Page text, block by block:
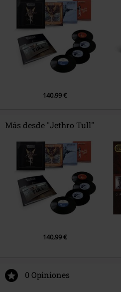
First Snow on Brooklyn (2024 Remix)
Greensleeved (2024 Remix)
Fire at Midnight (2024 Remix)
We Five Kings (2024 Remix)
Bouree (2024 Remix)
140,99 €
Más desde "Jethro Tull"
140,99 €
0 Opiniones